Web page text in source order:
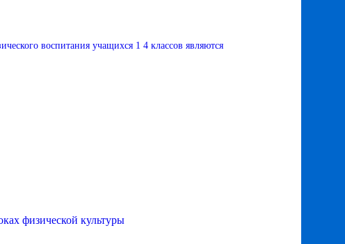
воспитания учащихся 1 4 классов являются
физической культуры